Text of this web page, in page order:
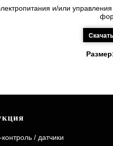
и/или
/ датчики